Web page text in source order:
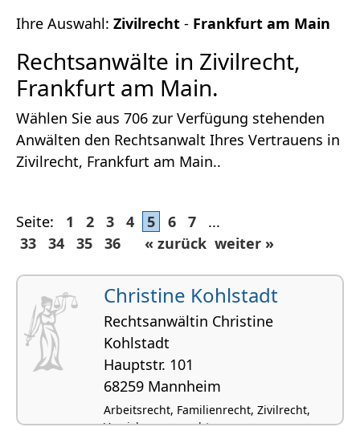
Ihre Auswahl: Zivilrecht - Frankfurt am Main
Rechtsanwälte in Zivilrecht,
Frankfurt am Main.
Wählen Sie aus 706 zur Verfügung stehenden
Anwälten den Rechtsanwalt Ihres Vertrauens in
Zivilrecht, Frankfurt am Main..
Seite: 1 2 3 4 5 6 7
...
33
34 35 36 « zurück weiter »
Christine Kohlstadt
Rechtsanwältin Christine
Kohlstadt
Hauptstr. 101
68259 Mannheim
Arbeitsrecht, Familienrecht, Zivilrecht,
Versicherungsrecht